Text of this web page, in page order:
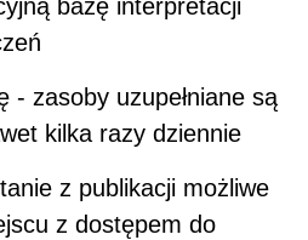
bazę interpretacji
- zasoby uzupełniane są
kilka razy dziennie
z publikacji możliwe
z dostępem do